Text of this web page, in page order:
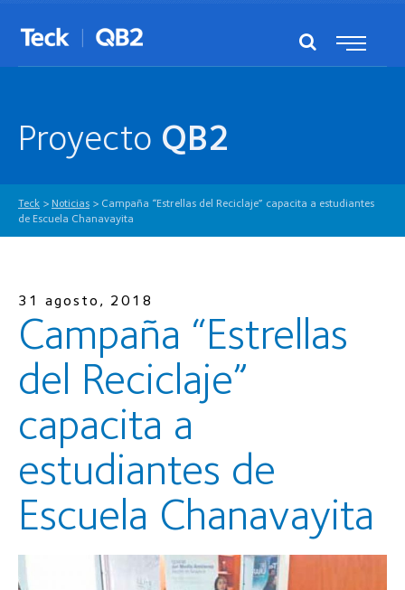
Proyecto QB2
Teck > Noticias > Campaña “Estrellas del Reciclaje” capacita a estudiantes
de Escuela Chanavayita
31 agosto, 2018
Campaña “Estrellas
del Reciclaje”
capacita a
estudiantes de
Escuela Chanavayita